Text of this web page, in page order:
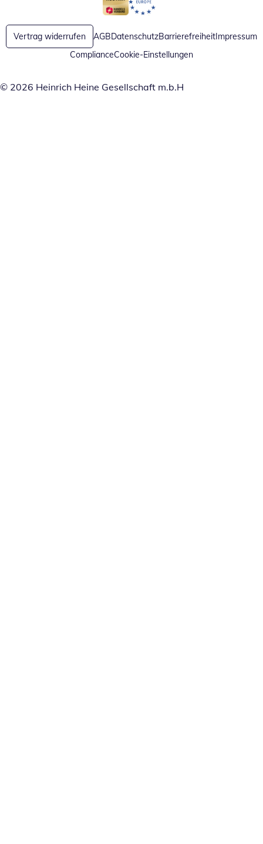
Öffnet in neuem Fenster
Öffnet in neuem Fenster
Vertrag widerrufen AGBDatenschutzBarrierefreiheitImpressum
ComplianceCookie-Einstellungen
© 2026 Heinrich Heine Gesellschaft m.b.H